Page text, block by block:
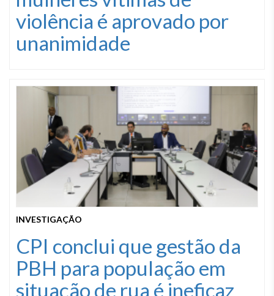
violência é aprovado por
unanimidade
INVESTIGAÇÃO
CPI conclui que gestão da
PBH para população em
situação de rua é ineficaz